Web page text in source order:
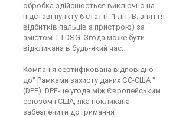
обробка здійснюється виключно на
підставі пункту 6 статті. 1 літ. B. зняття
відбитків пальців з пристрою) за
змістом TTDSG. Згода може бути
відкликана в будь-який час.
Компанія сертифікована відповідно
до" Рамками захисту даних ЄС-США "
(DPF). DPF-це угода між Європейським
союзом і США, яка покликана
забезпечити дотримання